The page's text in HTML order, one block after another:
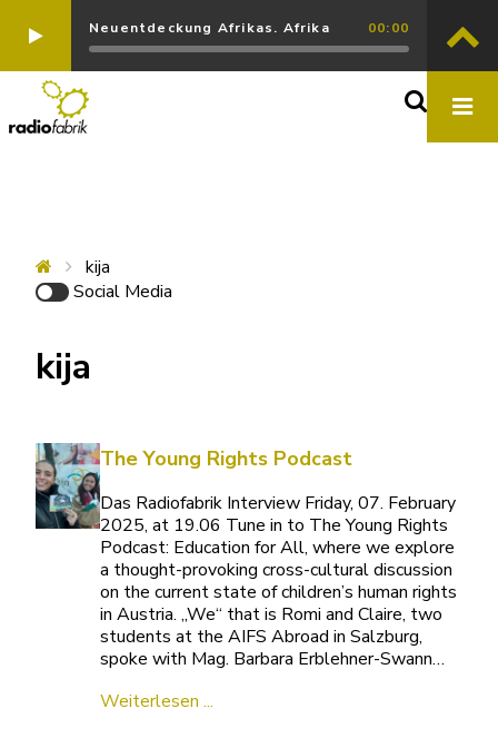
Neuentdeckung Afrikas. Afrika 00:00
kija
Social Media
kija
The Young Rights Podcast
Das Radiofabrik Interview Friday, 07. February
2025, at 19.06 Tune in to The Young Rights
Podcast: Education for All, where we explore
a thought-provoking cross-cultural discussion
on the current state of children’s human rights
in Austria. „We“ that is Romi and Claire, two
students at the AIFS Abroad in Salzburg,
spoke with Mag. Barbara Erblehner-Swann…
Weiterlesen ...